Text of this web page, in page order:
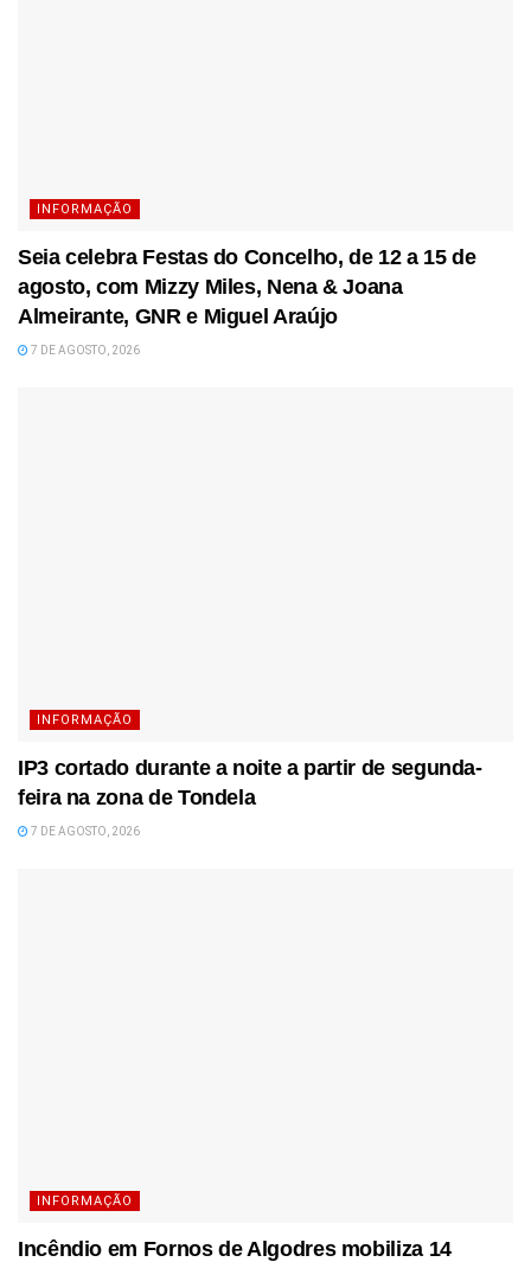
INFORMAÇÃO
Seia celebra Festas do Concelho, de 12 a 15 de
agosto, com Mizzy Miles, Nena & Joana
Almeirante, GNR e Miguel Araújo
7 DE AGOSTO, 2026
INFORMAÇÃO
IP3 cortado durante a noite a partir de segunda-
feira na zona de Tondela
7 DE AGOSTO, 2026
INFORMAÇÃO
Incêndio em Fornos de Algodres mobiliza 14